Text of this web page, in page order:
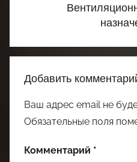
Добавить
Ваш адрес email не
Обязательные поля
Комментарий *